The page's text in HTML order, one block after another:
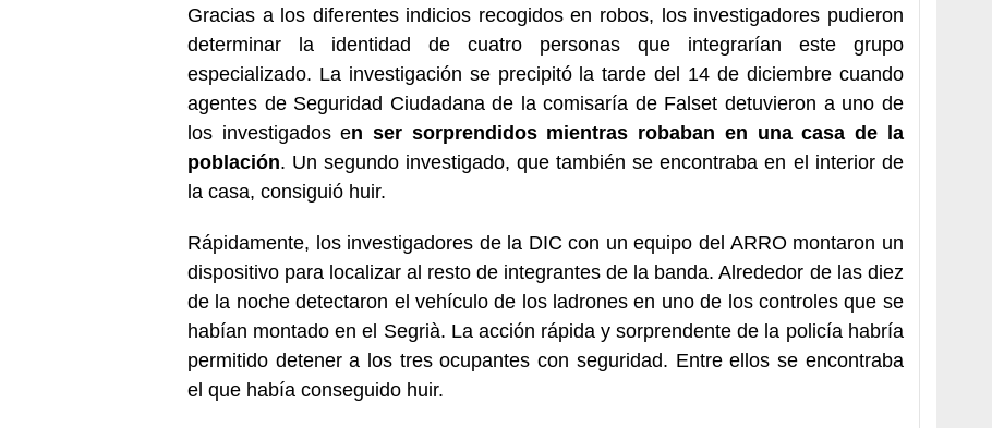
Gracias a los diferentes indicios recogidos en robos, los investigadores pudieron
determinar la identidad de cuatro personas que integrarían este grupo
especializado. La investigación se precipitó la tarde del 14 de diciembre cuando
agentes de Seguridad Ciudadana de la comisaría de Falset detuvieron a uno de
los investigados en ser sorprendidos mientras robaban en una casa de la
población. Un segundo investigado, que también se encontraba en el interior de
la casa, consiguió huir.
Rápidamente, los investigadores de la DIC con un equipo del ARRO montaron un
dispositivo para localizar al resto de integrantes de la banda. Alrededor de las diez
de la noche detectaron el vehículo de los ladrones en uno de los controles que se
habían montado en el Segrià. La acción rápida y sorprendente de la policía habría
permitido detener a los tres ocupantes con seguridad. Entre ellos se encontraba
el que había conseguido huir.